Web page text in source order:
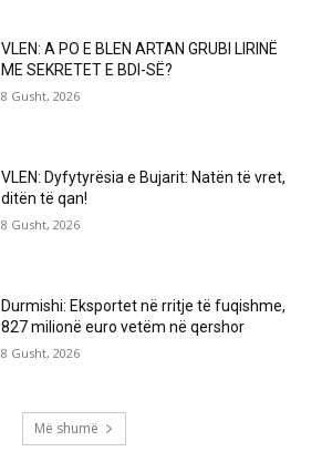
VLEN: A PO E BLEN ARTAN GRUBI LIRINË
ME SEKRETET E BDI-SË?
8 Gusht, 2026
VLEN: Dyfytyrësia e Bujarit: Natën të vret,
ditën të qan!
8 Gusht, 2026
Durmishi: Eksportet në rritje të fuqishme,
827 milionë euro vetëm në qershor
8 Gusht, 2026
Më shumë